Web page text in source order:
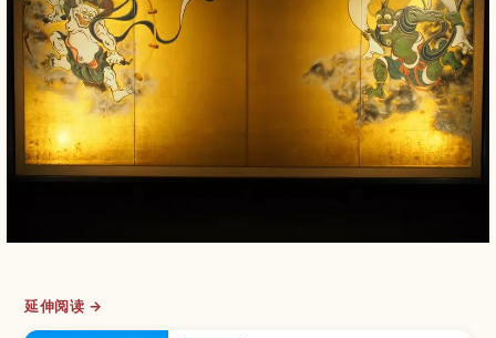
延伸阅读 →